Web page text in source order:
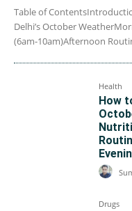
Table of
Delhi’s October
(6am-10am)Afternoon
Health
How
Drugs